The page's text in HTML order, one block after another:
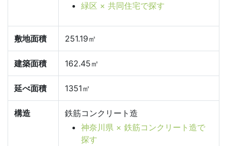
緑区 × 共同住宅で探す
敷地面積 251.19㎡
建築面積 162.45㎡
延べ面積 1351㎡
構造
鉄筋コンクリート造
神奈川県 × 鉄筋コンクリート造で
探す